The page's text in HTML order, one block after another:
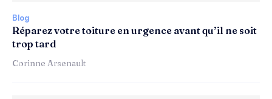
Blog
Réparez votre toiture en urgence avant qu’il ne soit
trop tard
Corinne Arsenault